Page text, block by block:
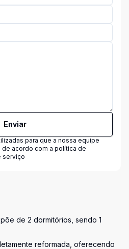
Enviar
para que a nossa equipe
acordo com a política de
serviço
de 2 dormitórios, sendo 1
reformada, oferecendo